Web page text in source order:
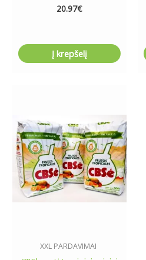
20.97€
Į krepšelį
XXL PARDAVIMAI